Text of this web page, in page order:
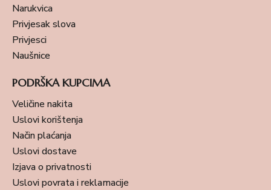
Narukvica
Privjesak slova
Privjesci
Naušnice
PODRŠKA KUPCIMA
Veličine nakita
Uslovi korištenja
Način plaćanja
Uslovi dostave
Izjava o privatnosti
Uslovi povrata i reklamacije